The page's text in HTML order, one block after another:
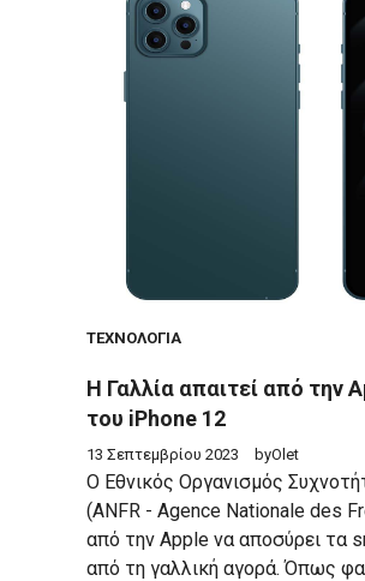
ΤΕΧΝΟΛΟΓΊΑ
Η Γαλλία απαιτεί από την
του iPhone 12
13 Σεπτεμβρίου 2023 byOlet
Ο Εθνικός Οργανισμός
(ANFR - Agence Nationale des
από την Apple να αποσύρει τα
από τη γαλλική αγορά. Όπως